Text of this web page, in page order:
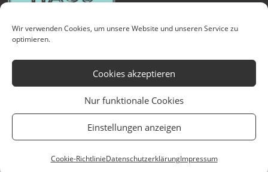
Wir verwenden Cookies, um unsere Website und unseren Service zu
optimieren.
Cookies akzeptieren
Nur funktionale Cookies
Einstellungen anzeigen
Cookie-RichtlinieDatenschutzerklärungImpressum
Kontakt Newsletter Datenschutzerklärung Impressum
Cookie-Richtlinie (EU) Technische Betreuung